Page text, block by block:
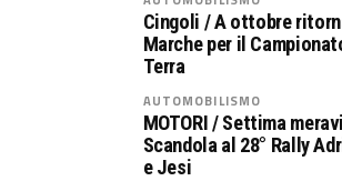
Cingoli / A ottobre
Marche per il
Terra
AUTOMOBILISMO
MOTORI / Settima
Scandola al 28° Rally
e Jesi